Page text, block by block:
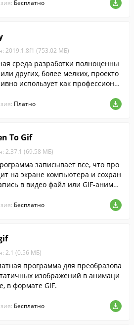
Бесплатно
2019.1.8f1 (753.02 МБ)
среда разработки полноценны
других, более мелких, проекто
использует как профессиона
Платно
To Gif
2.37.1 (69.58 МБ)
записывает все, что про
на экране компьютера и сохран
в видео файл или GIF-анимац
Бесплатно
2.1 (0.56 МБ)
программа для преобразова
изображений в анимаци
в формате GIF.
Бесплатно